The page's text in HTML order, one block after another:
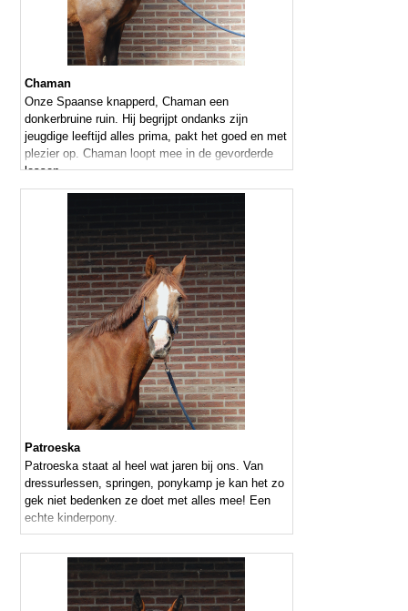
Chaman
Onze Spaanse knapperd, Chaman een
donkerbruine ruin. Hij begrijpt ondanks zijn
jeugdige leeftijd alles prima, pakt het goed en met
plezier op. Chaman loopt mee in de gevorderde
lessen
Patroeska
Patroeska staat al heel wat jaren bij ons. Van
dressurlessen, springen, ponykamp je kan het zo
gek niet bedenken ze doet met alles mee! Een
echte kinderpony.